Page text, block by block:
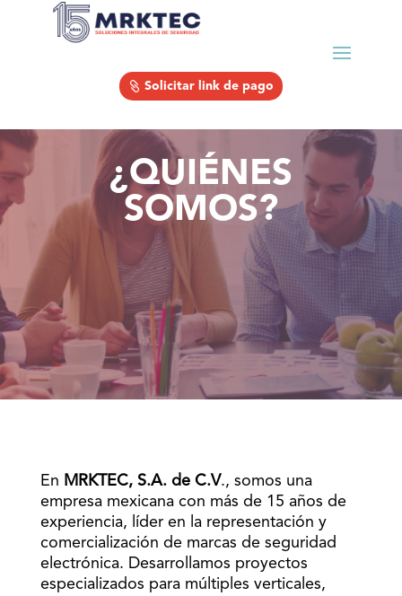
Solicitar link de pago
¿QUIÉNES
SOMOS?
En MRKTEC, S.A. de C.V., somos una
empresa mexicana con más de 15 años de
experiencia, líder en la representación y
comercialización de marcas de seguridad
electrónica. Desarrollamos proyectos
especializados para múltiples verticales,